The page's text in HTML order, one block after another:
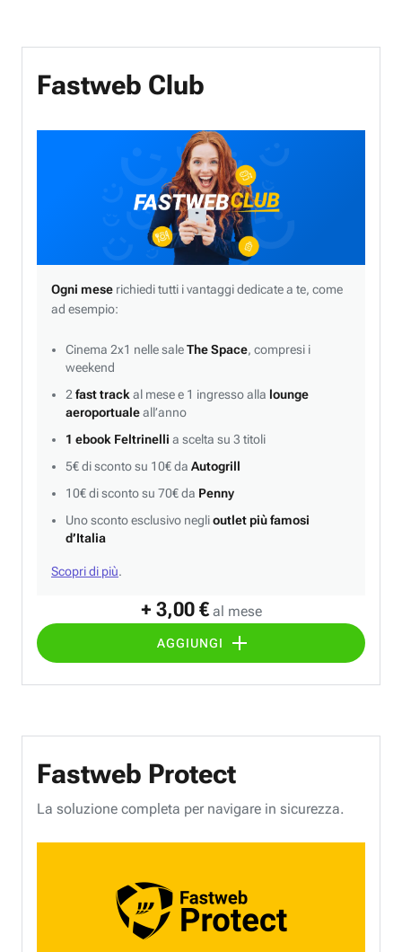
Fastweb Club
+ 3,00 € al mese
AGGIUNGI
Ogni mese richiedi tutti i vantaggi dedicate a te, come
ad esempio:
Cinema 2x1 nelle saleThe Space, compresi i
weekend
2 fast track al mese e 1 ingresso alla lounge
aeroportualeall’anno
1 ebook Feltrinelli a scelta su 3 titoli
5€ di sconto su 10€ da Autogrill
10€ di sconto su 70€ da Penny
Uno sconto esclusivo neglioutlet più famosi
d’Italia
Scopri di più.
Fastweb Protect
La soluzione completa per navigare in sicurezza.